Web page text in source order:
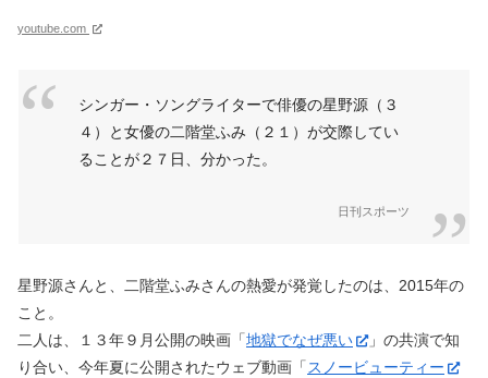
youtube.com
シンガー・ソングライターで俳優の星野源（３
４）と女優の二階堂ふみ（２１）が交際してい
ることが２７日、分かった。
日刊スポーツ
星野源さんと、二階堂ふみさんの熱愛が発覚したのは、2015年の
こと。
二人は、１３年９月公開の映画「地獄でなぜ悪い
」の共演で知
り合い、今年夏に公開されたウェブ動画「スノービューティー